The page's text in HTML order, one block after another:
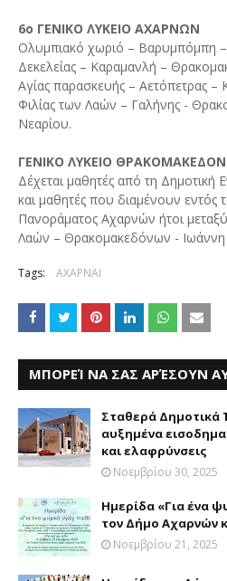
6ο ΓΕΝΙΚΟ ΛΥΚΕΙΟ ΑΧΑΡΝΩΝ
Ολυμπιακό χωριό – Βαρυμπόμπη
Δεκελείας – Καραμανλή –
Αγίας παρασκευής – Αετόπετρας –
Φιλίας των Λαών – Γαλήνης -
Νεαρίου.
ΓΕΝΙΚΟ ΛΥΚΕΙΟ
Δέχεται μαθητές από τη
και μαθητές που διαμένουν εντός
Πανοράματος Αχαρνών ήτοι
Λαών – Θρακομακεδόνων -
Tags: ΑΧΑΡΝΑΙ
ΜΠΟΡΕΊ ΝΑ ΣΑΣ ΑΡΈΣΟΥΝ
Σταθερά Δημοτικά
αυξημένα
και ελαφρύνσεις
Νοεμβρίου 30, 2025
Ημερίδα «Για ένα
τον Δήμο Αχαρνών
Νοεμβρίου 21, 2025